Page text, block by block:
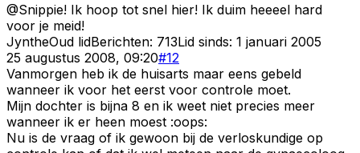
@Snippie! Ik hoop tot snel hier! Ik duim heeeel hard
voor je meid!
JyntheOud lidBerichten: 713Lid sinds: 1 januari 2005
25 augustus 2008, 09:20#12
Vanmorgen heb ik de huisarts maar eens gebeld
wanneer ik voor het eerst voor controle moet.
Mijn dochter is bijna 8 en ik weet niet precies meer
wanneer ik er heen moest :oops:
Nu is de vraag of ik gewoon bij de verloskundige op